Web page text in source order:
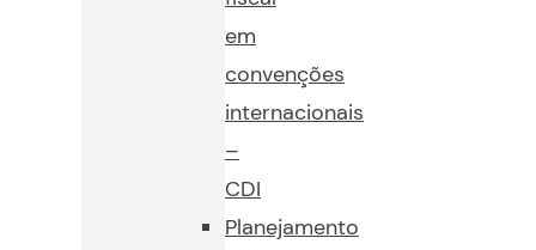
em
convenções
internacionais
–
CDI
Planejamento